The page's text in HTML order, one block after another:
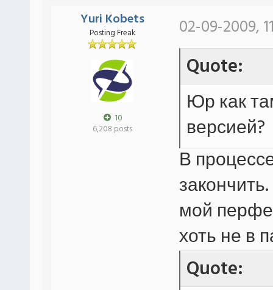
Yuri Kobets
Posting Freak
10
6,208 posts
02-09-2009,
Quote:
Юр как
версией?
В
мой
хоть не в
Quote: